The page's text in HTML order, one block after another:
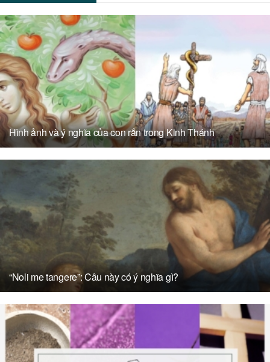
Hình ảnh và ý nghĩa của con rắn trong Kinh Thánh
“Noli me tangere”: Câu này có ý nghĩa gì?